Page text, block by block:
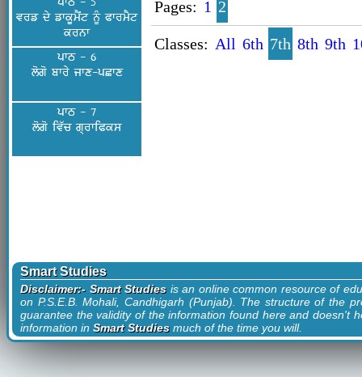
ਵਰਡ ਦੇ ਡਾਕੂਮੈਂਟ ਨੂੰ ਫਾਰਮੈਟ
ਕਰਨਾ
ਪਾਠ - 6
ਲੋਗੋ ਬਾਰੇ ਜਾਣ-ਪਛਾਣ
ਪਾਠ - 7
ਲੋਗੋ ਵਿੱਚ ਗ੍ਰਾਫਿਕਸ
Pages: 1 2
Classes: All 6th 7th 8th 9th
Smart Studies
Disclaimer:- Smart Studiesis an online common resource of
on P.S.E.B. Mohali, Candhigarh (Punjab). The structure of the
guarantee the validity of the information found here and doesn't
information in Smart Studiesmuch of the time you will.